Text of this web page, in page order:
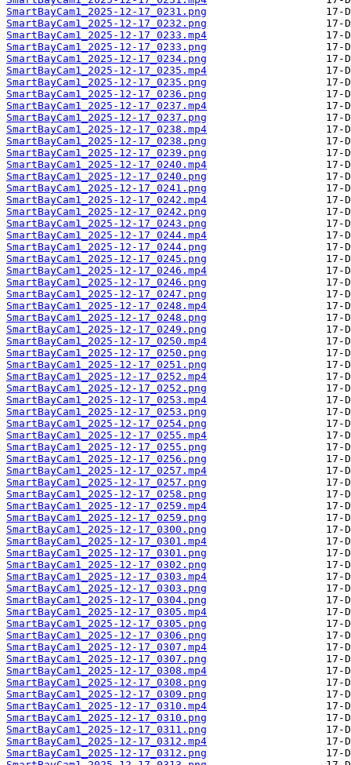
SmartBayCam1_2025-12-17_0231.png
SmartBayCam1_2025-12-17_0232.png
SmartBayCam1_2025-12-17_0233.mp4
SmartBayCam1_2025-12-17_0233.png
SmartBayCam1_2025-12-17_0234.png
SmartBayCam1_2025-12-17_0235.mp4
SmartBayCam1_2025-12-17_0235.png
SmartBayCam1_2025-12-17_0236.png
SmartBayCam1_2025-12-17_0237.mp4
SmartBayCam1_2025-12-17_0237.png
SmartBayCam1_2025-12-17_0238.mp4
SmartBayCam1_2025-12-17_0238.png
SmartBayCam1_2025-12-17_0239.png
SmartBayCam1_2025-12-17_0240.mp4
SmartBayCam1_2025-12-17_0240.png
SmartBayCam1_2025-12-17_0241.png
SmartBayCam1_2025-12-17_0242.mp4
SmartBayCam1_2025-12-17_0242.png
SmartBayCam1_2025-12-17_0243.png
SmartBayCam1_2025-12-17_0244.mp4
SmartBayCam1_2025-12-17_0244.png
SmartBayCam1_2025-12-17_0245.png
SmartBayCam1_2025-12-17_0246.mp4
SmartBayCam1_2025-12-17_0246.png
SmartBayCam1_2025-12-17_0247.png
SmartBayCam1_2025-12-17_0248.mp4
SmartBayCam1_2025-12-17_0248.png
SmartBayCam1_2025-12-17_0249.png
SmartBayCam1_2025-12-17_0250.mp4
SmartBayCam1_2025-12-17_0250.png
SmartBayCam1_2025-12-17_0251.png
SmartBayCam1_2025-12-17_0252.mp4
SmartBayCam1_2025-12-17_0252.png
SmartBayCam1_2025-12-17_0253.mp4
SmartBayCam1_2025-12-17_0253.png
SmartBayCam1_2025-12-17_0254.png
SmartBayCam1_2025-12-17_0255.mp4
SmartBayCam1_2025-12-17_0255.png
SmartBayCam1_2025-12-17_0256.png
SmartBayCam1_2025-12-17_0257.mp4
SmartBayCam1_2025-12-17_0257.png
SmartBayCam1_2025-12-17_0258.png
SmartBayCam1_2025-12-17_0259.mp4
SmartBayCam1_2025-12-17_0259.png
SmartBayCam1_2025-12-17_0300.png
SmartBayCam1_2025-12-17_0301.mp4
SmartBayCam1_2025-12-17_0301.png
SmartBayCam1_2025-12-17_0302.png
SmartBayCam1_2025-12-17_0303.mp4
SmartBayCam1_2025-12-17_0303.png
SmartBayCam1_2025-12-17_0304.png
SmartBayCam1_2025-12-17_0305.mp4
SmartBayCam1_2025-12-17_0305.png
SmartBayCam1_2025-12-17_0306.png
SmartBayCam1_2025-12-17_0307.mp4
SmartBayCam1_2025-12-17_0307.png
SmartBayCam1_2025-12-17_0308.mp4
SmartBayCam1_2025-12-17_0308.png
SmartBayCam1_2025-12-17_0309.png
SmartBayCam1_2025-12-17_0310.mp4
SmartBayCam1_2025-12-17_0310.png
SmartBayCam1_2025-12-17_0311.png
SmartBayCam1_2025-12-17_0312.mp4
SmartBayCam1_2025-12-17_0312.png